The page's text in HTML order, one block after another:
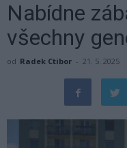
Nabídne
všechny
od Radek Ctibor - 21. 5. 2025